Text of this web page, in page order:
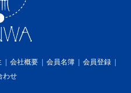
会社概要 会員名簿
会員登録
わせ